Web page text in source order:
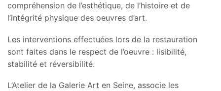
compréhension de l’esthétique, de l’histoire et de
l’intégrité physique des oeuvres d’art.
Les interventions effectuées lors de la restauration
sont faites dans le respect de l’oeuvre : lisibilité,
stabilité et réversibilité.
L’Atelier de la Galerie Art en Seine, associe les